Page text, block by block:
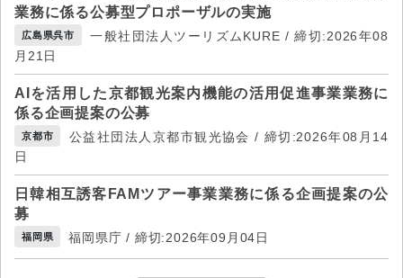
業務に係る公募型プロポーザルの実施
広島県呉市
一般社団法人ツーリズムKURE / 締切:2026年08
月21日
AIを活用した京都観光案内機能の活用促進事業業務に
係る企画提案の公募
京都市
公益社団法人京都市観光協会 / 締切:2026年08月14
日
日韓相互誘客FAMツアー事業業務に係る企画提案の公
募
福岡県 福岡県庁 / 締切:2026年09月04日